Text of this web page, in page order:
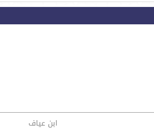
ابن عياف